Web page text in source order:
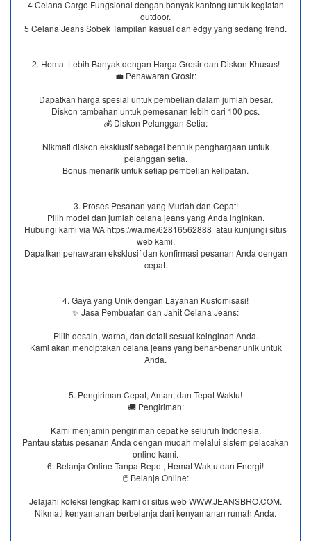
4 Celana Cargo Fungsional dengan banyak kantong untuk kegiatan
outdoor.
5 Celana Jeans Sobek Tampilan kasual dan edgy yang sedang trend.
2. Hemat Lebih Banyak dengan Harga Grosir dan Diskon Khusus!
💼 Penawaran Grosir:
Dapatkan harga spesial untuk pembelian dalam jumlah besar.
Diskon tambahan untuk pemesanan lebih dari 100 pcs.
💰 Diskon Pelanggan Setia:
Nikmati diskon eksklusif sebagai bentuk penghargaan untuk
pelanggan setia.
Bonus menarik untuk setiap pembelian kelipatan.
3. Proses Pesanan yang Mudah dan Cepat!
Pilih model dan jumlah celana jeans yang Anda inginkan.
Hubungi kami via WA https://wa.me/62816562888​ atau kunjungi situs
web kami.
Dapatkan penawaran eksklusif dan konfirmasi pesanan Anda dengan
cepat.
4. Gaya yang Unik dengan Layanan Kustomisasi!
✨ Jasa Pembuatan dan Jahit Celana Jeans:
Pilih desain, warna, dan detail sesuai keinginan Anda.
Kami akan menciptakan celana jeans yang benar-benar unik untuk
Anda.
5. Pengiriman Cepat, Aman, dan Tepat Waktu!
🚚 Pengiriman:
Kami menjamin pengiriman cepat ke seluruh Indonesia.
Pantau status pesanan Anda dengan mudah melalui sistem pelacakan
online kami.
6. Belanja Online Tanpa Repot, Hemat Waktu dan Energi!
🖱️ Belanja Online:
Jelajahi koleksi lengkap kami di situs web WWW.JEANSBRO.COM.
Nikmati kenyamanan berbelanja dari kenyamanan rumah Anda.